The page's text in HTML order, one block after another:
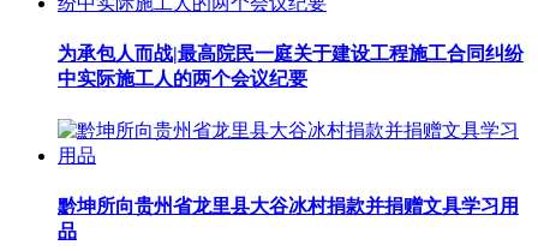
为承包人而战|最高院民一庭关于建设工程施工合同纠纷
中实际施工人的两个会议纪要
黔坤所向贵州省龙里县大谷冰村捐款并捐赠文具学习用
品